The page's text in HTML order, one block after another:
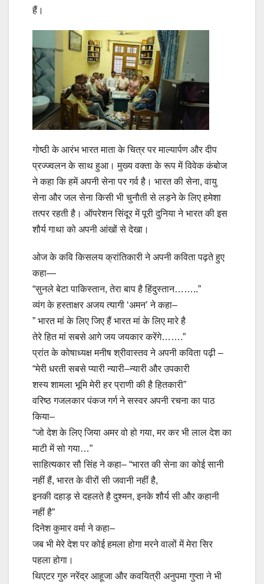
हैं।
गोष्ठी के आरंभ भारत माता के चित्र पर माल्यार्पण और दीप
प्रज्ज्वलन के साथ हुआ। मुख्य वक्ता के रूप में विवेक कंबोज
ने कहा कि हमें अपनी सेना पर गर्व है। भारत की सेना, वायु
सेना और जल सेना किसी भी चुनौती से लड़ने के लिए हमेशा
तत्पर रहती है। ऑपरेशन सिंदूर में पूरी दुनिया ने भारत की इस
शौर्य गाथा को अपनी आंखों से देखा।
ओज के कवि किसलय क्रांतिकारी ने अपनी कविता पढ़ते हुए
कहा—
“सुनले बेटा पाकिस्तान, तेरा बाप है हिंदुस्तान……..”
व्यंग के हस्ताक्षर अजय त्यागी ‘अमन’ ने कहा–
” भारत मां के लिए जिए हैं भारत मां के लिए मारे है
तेरे हित मां सबसे आगे जय जयकार करेंगे…….”
प्रांत के कोषाध्यक्ष मनीष श्रीवास्तव ने अपनी कविता पढ़ी –
“मेरी धरती सबसे प्यारी न्यारी–न्यारी और उपकारी
शस्य शामला भूमि मेरी हर प्राणी की है हितकारी”
वरिष्ठ गजलकार पंकज गर्ग ने सस्वर अपनी रचना का पाठ
किया–
“जो देश के लिए जिया अमर वो हो गया, मर कर भी लाल देश का
माटी में सो गया…”
साहित्यकार सौ सिंह ने कहा– “भारत की सेना का कोई सानी
नहीं हैं, भारत के वीरों सी जवानी नहीं है,
इनकी दहाड़ से दहलते है दुश्मन, इनके शौर्य सी और कहानी
नहीं है”
दिनेश कुमार वर्मा ने कहा–
जब भी मेरे देश पर कोई हमला होगा मरने वालों में मेरा सिर
पहला होगा।
थिएटर गुरु नरेंद्र आहूजा और कवयित्री अनुपमा गुप्ता ने भी